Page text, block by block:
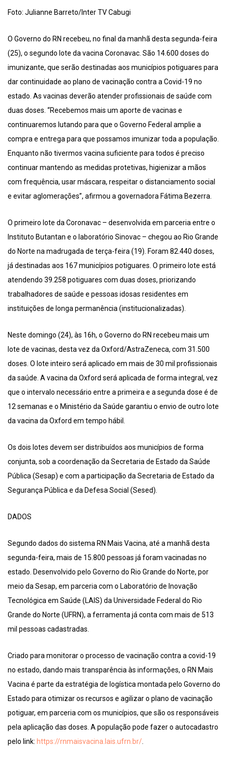
Foto: Julianne Barreto/Inter TV Cabugi
O Governo do RN recebeu, no final da manhã desta segunda-feira
(25), o segundo lote da vacina Coronavac. São 14.600 doses do
imunizante, que serão destinadas aos municípios potiguares para
dar continuidade ao plano de vacinação contra a Covid-19 no
estado. As vacinas deverão atender profissionais de saúde com
duas doses. “Recebemos mais um aporte de vacinas e
continuaremos lutando para que o Governo Federal amplie a
compra e entrega para que possamos imunizar toda a população.
Enquanto não tivermos vacina suficiente para todos é preciso
continuar mantendo as medidas protetivas, higienizar a mãos
com frequência, usar máscara, respeitar o distanciamento social
e evitar aglomerações”, afirmou a governadora Fátima Bezerra.
O primeiro lote da Coronavac – desenvolvida em parceria entre o
Instituto Butantan e o laboratório Sinovac – chegou ao Rio Grande
do Norte na madrugada de terça-feira (19). Foram 82.440 doses,
já destinadas aos 167 municípios potiguares. O primeiro lote está
atendendo 39.258 potiguares com duas doses, priorizando
trabalhadores de saúde e pessoas idosas residentes em
instituições de longa permanência (institucionalizadas).
Neste domingo (24), às 16h, o Governo do RN recebeu mais um
lote de vacinas, desta vez da Oxford/AstraZeneca, com 31.500
doses. O lote inteiro será aplicado em mais de 30 mil profissionais
da saúde. A vacina da Oxford será aplicada de forma integral, vez
que o intervalo necessário entre a primeira e a segunda dose é de
12 semanas e o Ministério da Saúde garantiu o envio de outro lote
da vacina da Oxford em tempo hábil.
Os dois lotes devem ser distribuídos aos municípios de forma
conjunta, sob a coordenação da Secretaria de Estado da Saúde
Pública (Sesap) e com a participação da Secretaria de Estado da
Segurança Pública e da Defesa Social (Sesed).
DADOS
Segundo dados do sistema RN Mais Vacina, até a manhã desta
segunda-feira, mais de 15.800 pessoas já foram vacinadas no
estado. Desenvolvido pelo Governo do Rio Grande do Norte, por
meio da Sesap, em parceria com o Laboratório de Inovação
Tecnológica em Saúde (LAIS) da Universidade Federal do Rio
Grande do Norte (UFRN), a ferramenta já conta com mais de 513
mil pessoas cadastradas.
Criado para monitorar o processo de vacinação contra a covid-19
no estado, dando mais transparência às informações, o RN Mais
Vacina é parte da estratégia de logística montada pelo Governo do
Estado para otimizar os recursos e agilizar o plano de vacinação
potiguar, em parceria com os municípios, que são os responsáveis
pela aplicação das doses. A população pode fazer o autocadastro
pelo link: https://rnmaisvacina.lais.ufrn.br/.